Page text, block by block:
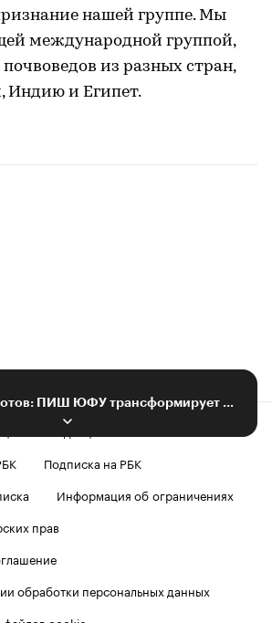
нашей группе. Мы
международной группой,
из разных стран,
Индию и Египет.
Редакция
Подписка на РБК
Информация об ограничениях
прав
обработки персональных данных